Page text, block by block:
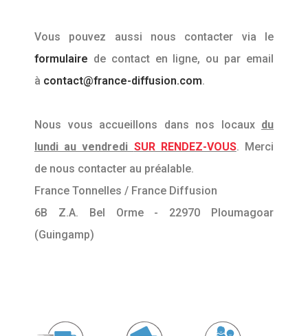
Vous pouvez aussi nous contacter via le
formulaire de contact en ligne, ou par email
à contact@france-diffusion.com.
Nous vous accueillons dans nos locaux du
lundi au vendredi SUR RENDEZ-VOUS. Merci
de nous contacter au préalable.
France Tonnelles / France Diffusion
6B Z.A. Bel Orme - 22970 Ploumagoar
(Guingamp)